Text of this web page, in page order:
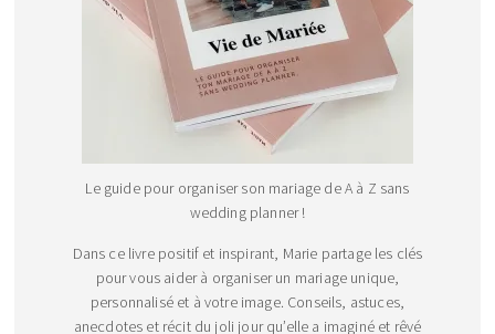
Le guide pour organiser son mariage de A à Z sans
wedding planner !
Dans ce livre positif et inspirant, Marie partage les clés
pour vous aider à organiser un mariage unique,
personnalisé et à votre image. Conseils, astuces,
anecdotes et récit du joli jour qu’elle a imaginé et rêvé